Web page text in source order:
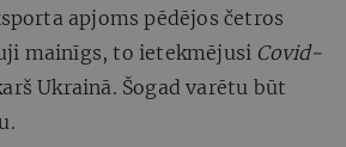
apjoms pēdējos četros
mainīgs, to ietekmējusi Covid-
Ukrainā. Šogad varētu būt